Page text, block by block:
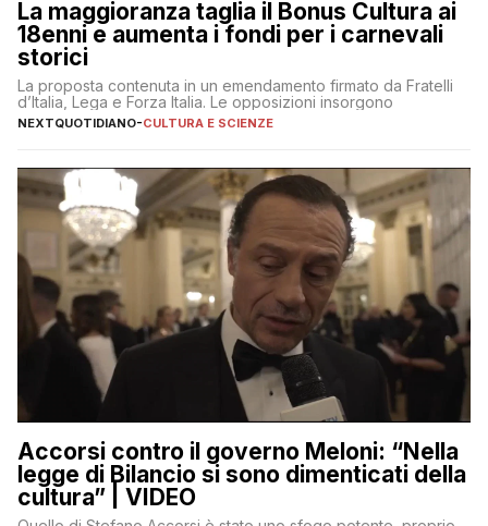
La maggioranza taglia il Bonus Cultura ai
18enni e aumenta i fondi per i carnevali
storici
La proposta contenuta in un emendamento firmato da Fratelli
d’Italia, Lega e Forza Italia. Le opposizioni insorgono
NEXTQUOTIDIANO-CULTURA E SCIENZE
Accorsi contro il governo Meloni: “Nella
legge di Bilancio si sono dimenticati della
cultura” | VIDEO